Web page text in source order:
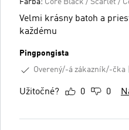
Farba: Core Black / Scarlet /
Velmi krásny batoh a
každému
Pingpongista
Overený/-á zákazník/-čka
Užitočné? 0 0